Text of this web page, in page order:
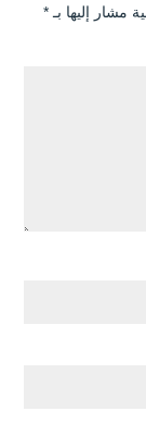
مشار إليها بـ *